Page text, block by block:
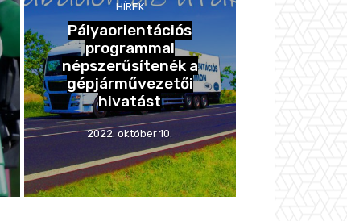
HÍREK
Pályaorientációs
programmal
népszerűsítenék a
gépjárművezetői
hivatást
2022. október 10.